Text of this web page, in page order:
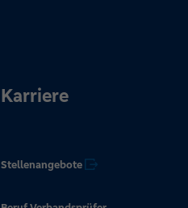
Karriere
Stellenangebote